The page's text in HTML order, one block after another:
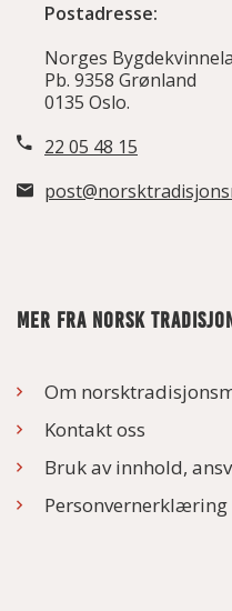
Postadresse:
Norges
Pb. 9358 Grønland
0135 Oslo.
22 05 48 15
MER FRA NORSK
Om
Kontakt oss
Bruk av innhold,
Personvernerklæring